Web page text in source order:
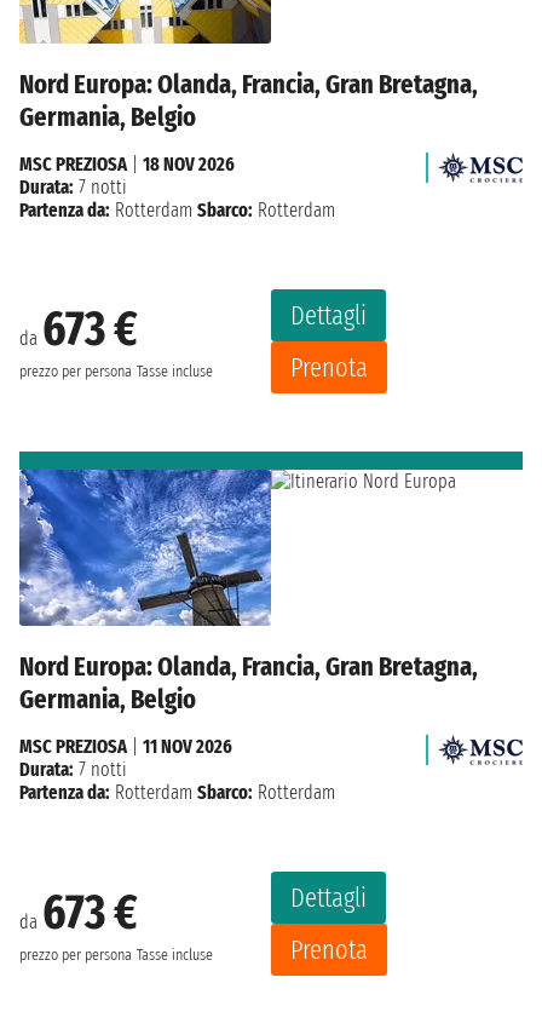
Nord Europa: Olanda, Francia, Gran Bretagna,
Germania, Belgio
da 673 €
prezzo per persona Tasse incluse
Dettagli
Prenota
MSC PREZIOSA| 18 NOV 2026
Durata: 7 notti
Partenza da: Rotterdam Sbarco: Rotterdam
Nord Europa: Olanda, Francia, Gran Bretagna,
Germania, Belgio
da 673 €
prezzo per persona Tasse incluse
Dettagli
Prenota
MSC PREZIOSA| 11 NOV 2026
Durata: 7 notti
Partenza da: Rotterdam Sbarco: Rotterdam